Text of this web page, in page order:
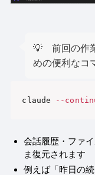
💡 前回の作
めの便利なコ
claude --
会話履歴・ファ
ま復元されます
例えば「昨日の